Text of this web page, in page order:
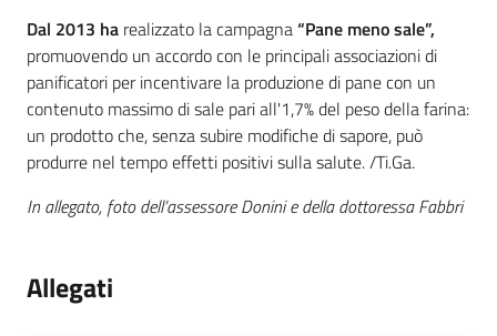
Dal 2013 ha realizzato la campagna“Pane meno sale”,
promuovendo un accordo con le principali associazioni di
panificatori per incentivare la produzione di pane con un
contenuto massimo di sale pari all'1,7% del peso della farina:
un prodotto che, senza subire modifiche di sapore, può
produrre nel tempo effetti positivi sulla salute. /Ti.Ga.
In allegato, foto dell’assessore Donini e della dottoressa Fabbri
Allegati